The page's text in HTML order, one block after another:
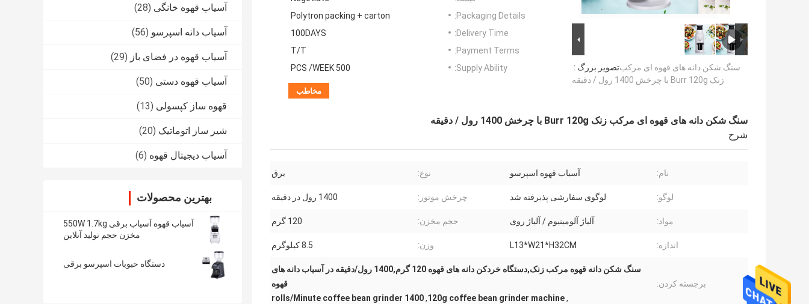
آسیاب قهوه خانگی (28)
آسیاب دانه اسپرسو (56)
آسیاب قهوه در فضای باز (29)
آسیاب قهوه دستی (50)
قهوه ساز کپسولی (13)
شیر ساز اتوماتیک (20)
آسیاب دیجیتال قهوه (6)
بهترین محصولات
آسیاب قهوه آسیاب برقی 550W 1.7kg
مخزن حجم تولید آنلاین
دستگاه حبوبات اسپرسو برقی
تصویر بزرگ :سنگ شکن دانه های قهوه ای مرکب
زنک Burr 120g با چرخش 1400 رول / دقیقه
Packaging Details:
Polytron packing + carton
Delivery Time:
100DAYS
Payment Terms:
T/T
Supply Ability:
500 PCS /WEEK
مخاطب
سنگ شکن دانه های قهوه ای مرکب زنک Burr 120g با چرخش 1400 رول / دقیقه
شرح
نام: آسیاب قهوه اسپرسو نوع: برق
لوگو: لوگوی سفارشی پذیرفته شد چرخش موتور: 1400 رول در دقیقه
مواد: آلیاژ آلومینیوم / آلیاژ روی حجم مخزن: 120 گرم
اندازه: L13*W21*H32CM وزن: 8.5 کیلوگرم
برجسته کردن:
سنگ شکن دانه قهوه مرکب زنک,دستگاه خردکن دانه های قهوه 120 گرم,1400 رول/دقیقه در آسیاب دانه های
قهوه
,
120g coffee bean grinder machine
,
1400 rolls/Minute coffee bean grinder